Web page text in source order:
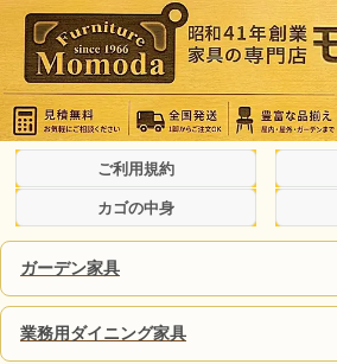
ご利用規約
カゴの中身
ガーデン家具
業務用ダイニング家具